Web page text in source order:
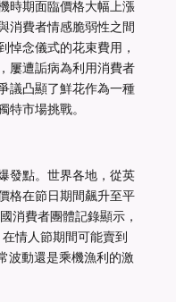
時期面臨價格大幅上漲
消費者情感脆弱性之間
悼念儀式的花束費用，
屢遭詬病為利用消費者
議凸顯了鮮花作為一種
特市場挑戰。
發點。世界各地，從英
格在節日期間飆升至平
消費者團體記錄顯示，
情人節期間可能賣到
波動還是乘機漁利的激